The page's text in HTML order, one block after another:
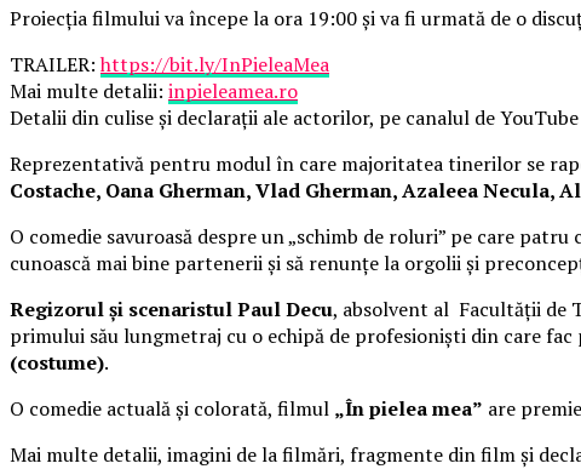
Proiecția filmului va începe la ora 19:00 și va fi urmată de o
TRAILER:https://bit.ly/InPieleaMea
Mai multe detalii: inpieleamea.ro
Detalii din culise și declarații ale actorilor, pe canalul de YouTube
Reprezentativă pentru modul în care majoritatea tinerilor se
Costache, Oana Gherman, Vlad Gherman, Azaleea Necula,
O comedie savuroasă despre un „schimb de roluri” pe care
cunoască mai bine partenerii și să renunțe la orgolii și
Regizorul și scenaristul Paul Decu, absolvent al Facultății de
primului său lungmetraj cu o echipă de profesioniști din care fac
(costume).
O comedie actuală și colorată, filmul „În pielea mea” are
Mai multe detalii, imagini de la filmări, fragmente din film și